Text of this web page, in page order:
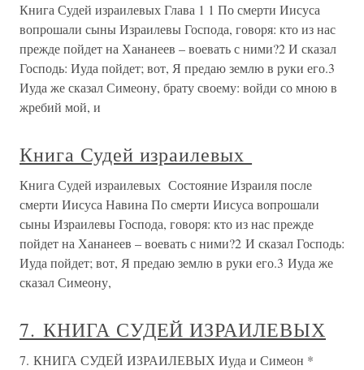
Книга Судей израилевых Глава 1 1 По смерти Иисуса
вопрошали сыны Израилевы Господа, говоря: кто из нас
прежде пойдет на Хананеев – воевать с ними?2 И сказал
Господь: Иуда пойдет; вот, Я предаю землю в руки его.3
Иуда же сказал Симеону, брату своему: войди со мною в
жребий мой, и
Книга Судей израилевых
Книга Судей израилевых Состояние Израиля после
смерти Иисуса Навина По смерти Иисуса вопрошали
сыны Израилевы Господа, говоря: кто из нас прежде
пойдет на Хананеев – воевать с ними?2 И сказал Господь:
Иуда пойдет; вот, Я предаю землю в руки его.3 Иуда же
сказал Симеону,
7. КНИГА СУДЕЙ ИЗРАИЛЕВЫХ
7. КНИГА СУДЕЙ ИЗРАИЛЕВЫХ Иуда и Симеон *